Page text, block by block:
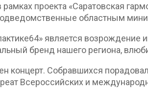
проекта «Саратовская
областным
является возрождение
бренд нашего региона,
концерт. Собравшихся
Всероссийских и